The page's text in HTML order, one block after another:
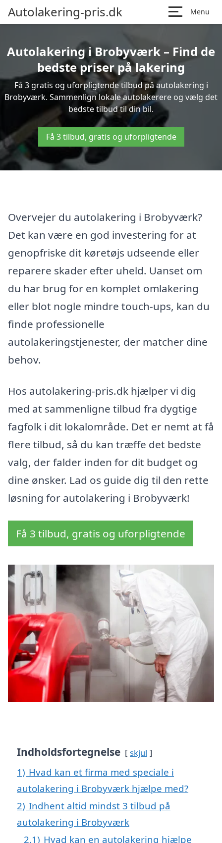
Autolakering-pris.dk Menu
Autolakering i Brobyværk – Find de
bedste priser på lakering
Få 3 gratis og uforpligtende tilbud på autolakering i
Brobyværk. Sammenlign lokale autolakerere og vælg det
bedste tilbud til din bil.
Få 3 tilbud, gratis og uforpligtende
Overvejer du autolakering i Brobyværk?
Det kan være en god investering for at
genopfriske dit køretøjs udseende eller
reparere skader efter uheld. Uanset om
du har brug for en komplet omlakering
eller blot nogle mindre touch-ups, kan du
finde professionelle
autolakeringstjenester, der matcher dine
behov.
Hos autolakering-pris.dk hjælper vi dig
med at sammenligne tilbud fra dygtige
fagfolk i dit lokalområde. Det er nemt at få
flere tilbud, så du kan træffe det bedste
valg, der falder inden for dit budget og
dine ønsker. Lad os guide dig til den rette
løsning for autolakering i Brobyværk!
Få 3 tilbud, gratis og uforpligtende
Indholdsfortegnelse skjul
1) Hvad kan et firma med speciale i
autolakering i Brobyværk hjælpe med?
2) Indhent altid mindst 3 tilbud på
autolakering i Brobyværk
2.1) Hvad kan en autolakering hjælpe